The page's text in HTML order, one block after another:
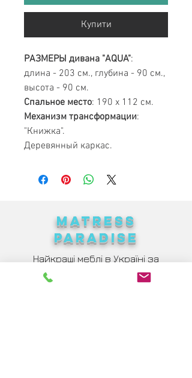
Купити
РАЗМЕРЫ дивана "AQUA":
длина - 203 см., глубина - 90 см.,
высота - 90 см.
Спальное место: 190 х 112 см.
Механизм трансформации:
"Книжка".
Деревянный каркас.
MATRESS
PARADISE
Найкращі меблі в Україні за
доступними цінами